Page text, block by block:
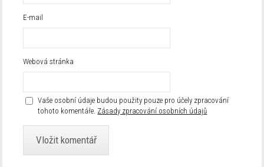
E-mail
Webová stránka
Vaše osobní údaje budou použity pouze pro účely zpracování
tohoto komentáře. Zásady zpracování osobních údajů